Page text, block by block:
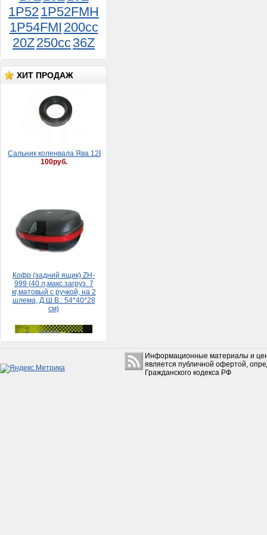
1P521P52FMH
1P54FMI 200cc
20Z250cc36Z
ХИТ ПРОДАЖ
Сaльник коленвaлa Явa 12В (30*52*8)
100руб.
Кофр (задний ящик) ZH-
999 (40 л,макс.загруз. 7
кг,матовый с ручкой, на 2
шлема, Д.Ш.В.: 54*40*28
см)
Набор прокладок HONDA
Информационные материалы и
является публичной офертой,
Гражданского кодекса РФ